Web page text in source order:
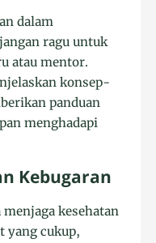
dalam
ragu untuk
atau mentor.
konsep-
panduan
menghadapi
Kebugaran
kesehatan
yang cukup,